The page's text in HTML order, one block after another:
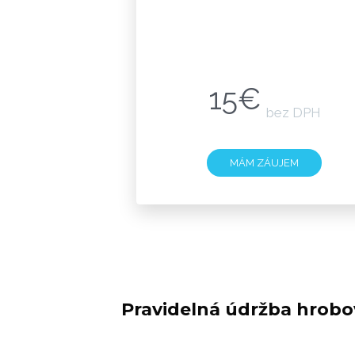
15€ bez DPH
MÁM ZÁUJEM
Pravidelná údržba